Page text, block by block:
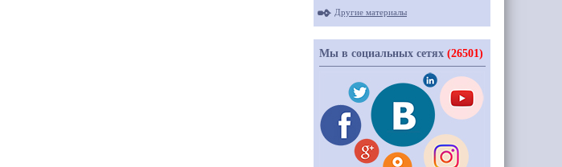
Другие материалы
Мы в социальных сетях (26501)